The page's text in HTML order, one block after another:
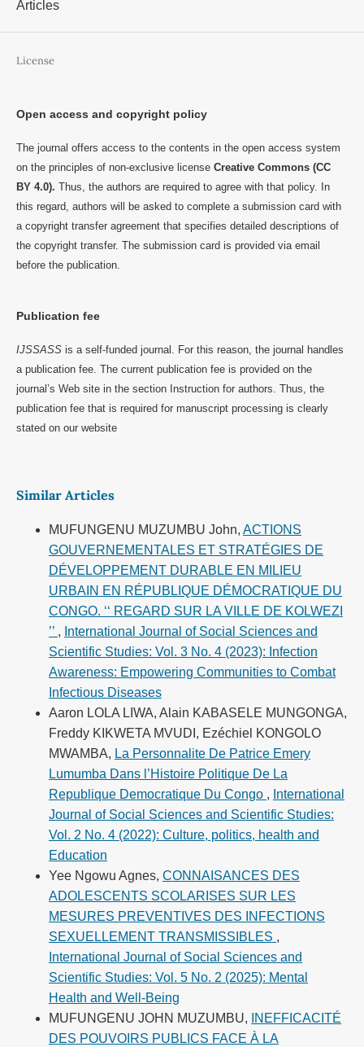
Articles
License
Open access and copyright policy
The journal offers access to the contents in the open access system
on the principles of non-exclusive license Creative Commons (CC
BY 4.0). Thus, the authors are required to agree with that policy. In
this regard, authors will be asked to complete a submission card with
a copyright transfer agreement that specifies detailed descriptions of
the copyright transfer. The submission card is provided via email
before the publication.
Publication fee
IJSSASSis a self-funded journal. For this reason, the journal handles
a publication fee. The current publication fee is provided on the
journal’s Web site in the section Instruction for authors. Thus, the
publication fee that is required for manuscript processing is clearly
stated on our website
Similar Articles
MUFUNGENU MUZUMBU John, ACTIONS
GOUVERNEMENTALES ET STRATÉGIES DE
DÉVELOPPEMENT DURABLE EN MILIEU
URBAIN EN RÉPUBLIQUE DÉMOCRATIQUE DU
CONGO. ‘‘ REGARD SUR LA VILLE DE KOLWEZI
’’ , International Journal of Social Sciences and
Scientific Studies: Vol. 3 No. 4 (2023): Infection
Awareness: Empowering Communities to Combat
Infectious Diseases
Aaron LOLA LIWA, Alain KABASELE MUNGONGA,
Freddy KIKWETA MVUDI, Ezéchiel KONGOLO
MWAMBA, La Personnalite De Patrice Emery
Lumumba Dans l’Histoire Politique De La
Republique Democratique Du Congo , International
Journal of Social Sciences and Scientific Studies:
Vol. 2 No. 4 (2022): Culture, politics, health and
Education
Yee Ngowu Agnes, CONNAISANCES DES
ADOLESCENTS SCOLARISES SUR LES
MESURES PREVENTIVES DES INFECTIONS
SEXUELLEMENT TRANSMISSIBLES ,
International Journal of Social Sciences and
Scientific Studies: Vol. 5 No. 2 (2025): Mental
Health and Well-Being
MUFUNGENU JOHN MUZUMBU,
INEFFICACITÉ
DES POUVOIRS PUBLICS FACE À LA